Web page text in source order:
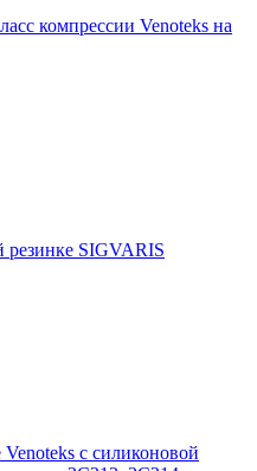
компрессии Venoteks на
резинке SIGVARIS
с силиконовой